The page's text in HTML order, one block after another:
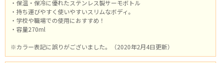
・保温・保冷に優れたステンレス製サーモボトル
・持ち運びやすく使いやすいスリムなボディ。
・学校や職場での使用におすすめ！
・容量270ml
※カラー表記に誤りがございました。（2020年2月4日更新）